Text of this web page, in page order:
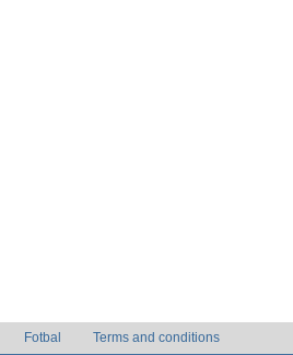
Fotbal Terms and conditions